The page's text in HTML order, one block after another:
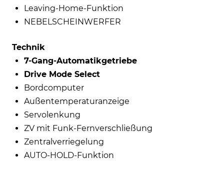
Leaving-Home-Funktion
NEBELSCHEINWERFER
Technik
7-Gang-Automatikgetriebe
Drive Mode Select
Bordcomputer
Außentemperaturanzeige
Servolenkung
ZV mit Funk-Fernverschließung
Zentralverriegelung
AUTO-HOLD-Funktion